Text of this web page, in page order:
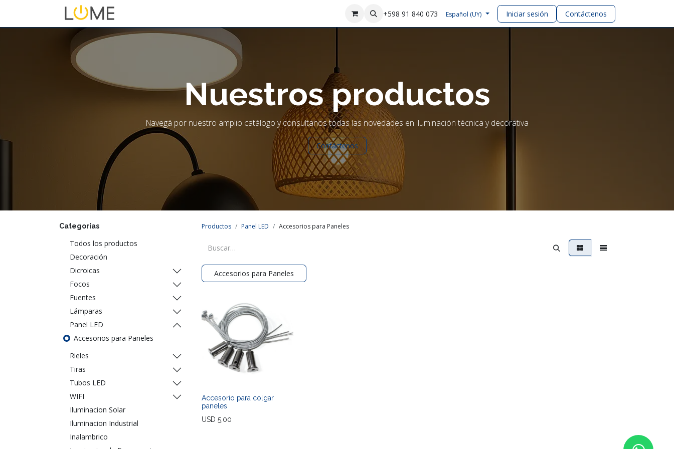
+598 91 840 073 Español (UY) Iniciar sesión Contáctenos
Nuestros productos
Navegá por nuestro amplio catálogo y consultanos todas las novedades en iluminación técnica y decorativa
Contáctenos
Categorías
Todos los productos
Decoración
Dicroicas
Focos
Fuentes
Lámparas
Panel LED
Accesorios para Paneles
Rieles
Tiras
Tubos LED
WIFI
Iluminacion Solar
Iluminacion Industrial
Inalambrico
Productos Panel LED Accesorios para Paneles
Accesorios para Paneles
Accesorio para colgar
paneles
USD 5,00